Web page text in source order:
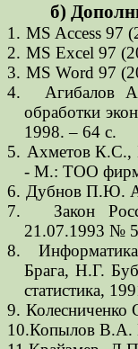
б)
1. MS Access 97
2. MS Excel 97
3. MS Word 97
4.
Агибалов
обработки
1998. – 64 с.
5. Ахметов К.С.,
- М.: ТОО
6. Дубнов П.Ю.
7.
Закон
21.07.1993 №
8.
Брага, Н.Г.
статистика,
9.
10.Копылов В.А.